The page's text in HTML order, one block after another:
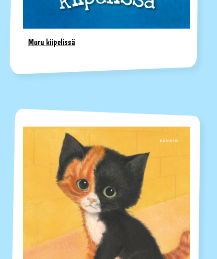
Muru kiipelissä